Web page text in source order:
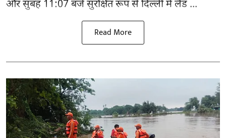
और सुबह 11:07 बजे सुरक्षित रूप से दिल्ली में लैंड ...
Read More